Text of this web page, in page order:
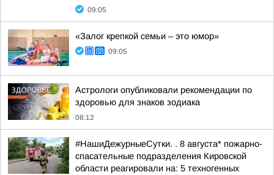
09:05
«Залог крепкой семьи – это юмор»
09:05
Астрологи опубликовали рекомендации по
здоровью для знаков зодиака
08:12
#НашиДежурныеСутки. . 8 августа* пожарно-
спасательные подразделения Кировской
области реагировали на: 5 техногенных